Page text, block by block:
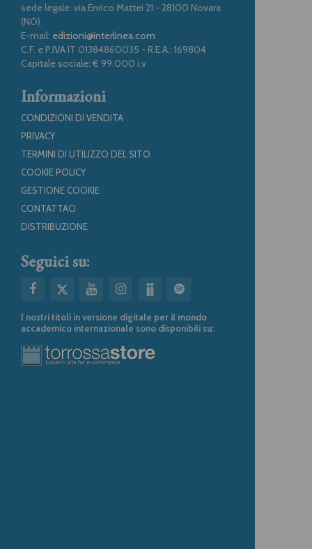
sede legale: via Enrico Mattei 21 - 28100 Novara
(NO)
E-mail: edizioni@interlinea.com
C.F. e P.IVA IT 01384860035 - R.E.A.: 169804
Capitale sociale: € 99.000 i.v
Informazioni
CONDIZIONI DI VENDITA
PRIVACY
TERMINI DI UTILIZZO DEL SITO
COOKIE POLICY
GESTIONE COOKIE
CONTATTACI
DISTRIBUZIONE
Seguici su:
I nostri titoli in versione digitale per il mondo
accademico internazionale sono disponibili su: